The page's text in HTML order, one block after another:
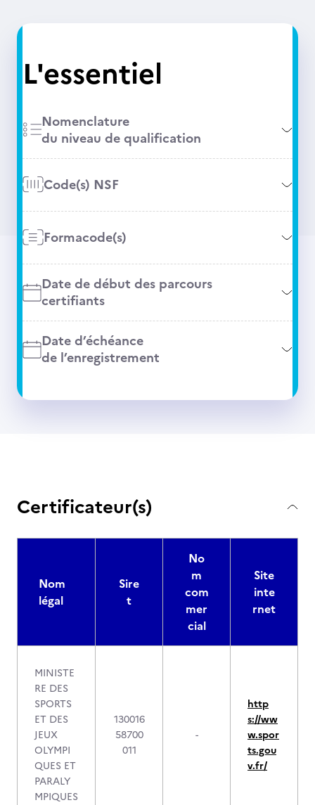
L'essentiel
Nomenclature
du niveau de qualification
Code(s) NSF
Formacode(s)
Date de début des parcours
certifiants
Date d’échéance
de l’enregistrement
Certificateur(s)
Nom
légal
Sire
t
No
m
com
mer
cial
Site
inte
rnet
MINISTE
RE DES
SPORTS
ET DES
JEUX
OLYMPI
QUES ET
PARALY
MPIQUES
130016
58700
011
-
http
s://ww
w.spor
ts.gou
v.fr/